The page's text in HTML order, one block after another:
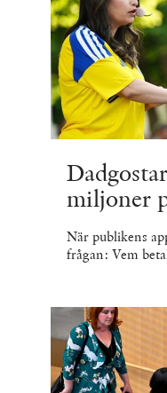
miljoner
När publikens
frågan: Vem